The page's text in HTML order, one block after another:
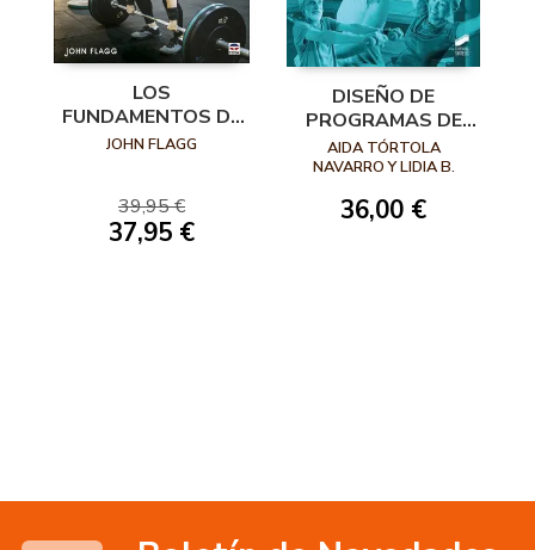
LOS
FUNDAMENTOS DE
LA FUERZA
JOHN FLAGG
39,95 €
37,95 €
DISEÑO DE
PROGRAMAS DE
EJERCICIO FÍSICO
EN POBLACIÓN
AIDA TÓRTOLA
NAVARRO Y LIDIA B.
36,00 €